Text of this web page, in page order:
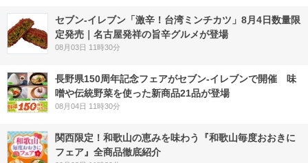
セブン-イレブン「激辛！台湾ミンチカツ」8月4日数量限
定発売｜名古屋発祥の旨辛グルメが登場
08月03日 11時30分
長野県150周年記念フェアがセブン-イレブンで開催 味
噌や伝統野菜を使った新商品21品が登場
08月04日 11時30分
関西限定！和歌山の恵みを味わう『和歌山毎度おおきに
フェア』全商品徹底紹介